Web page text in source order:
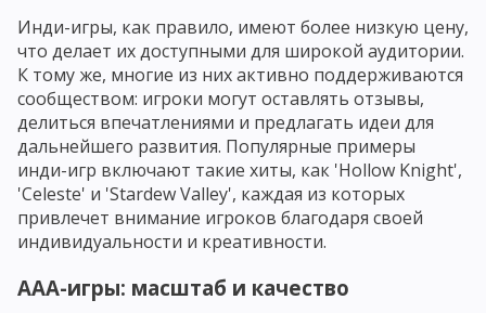
Инди-игры, как правило, имеют более низкую цену,
что делает их доступными для широкой аудитории.
К тому же, многие из них активно поддерживаются
сообществом: игроки могут оставлять отзывы,
делиться впечатлениями и предлагать идеи для
дальнейшего развития. Популярные примеры
инди-игр включают такие хиты, как 'Hollow Knight',
'Celeste' и 'Stardew Valley', каждая из которых
привлечет внимание игроков благодаря своей
индивидуальности и креативности.
AAA-игры: масштаб и качество